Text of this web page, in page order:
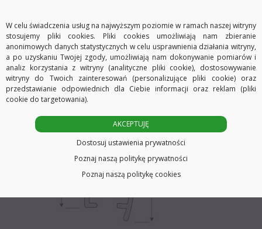
spełniać swoją rolę przez długi czas.
Wymiary
W celu świadczenia usług na najwyższym poziomie w ramach naszej witryny
stosujemy pliki cookies. Pliki cookies umożliwiają nam zbieranie
anonimowych danych statystycznych w celu usprawnienia działania witryny,
a po uzyskaniu Twojej zgody, umożliwiają nam dokonywanie pomiarów i
analiz korzystania z witryny (analityczne pliki cookie), dostosowywanie
witryny do Twoich zainteresowań (personalizujące pliki cookie) oraz
przedstawianie odpowiednich dla Ciebie informacji oraz reklam (pliki
cookie do targetowania).
AKCEPTUJĘ
Dostosuj ustawienia prywatności
Poznaj naszą politykę prywatności
Poznaj naszą politykę cookies